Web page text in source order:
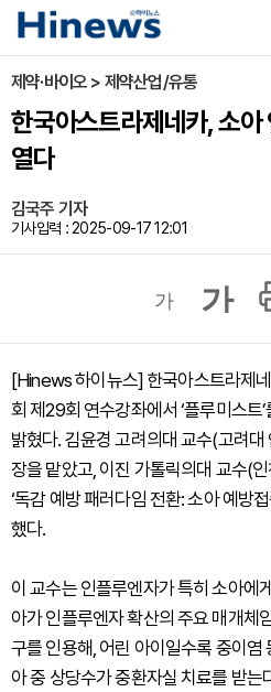
제약·바이오 > 제약산업/유통
한국아스트라제네카, 소
열다
김국주 기자
기사입력 : 2025-09-17 12:01
가 가
[Hinews 하이뉴스] 한국아스트라제
회 제29회 연수강좌에서 ‘플루미스트
밝혔다. 김윤경 고려의대 교수(고려
장을 맡았고, 이진 가톨릭의대 교수(
‘독감 예방 패러다임 전환: 소아 예방
했다.
이 교수는 인플루엔자가 특히 소아에
아가 인플루엔자 확산의 주요 매개체
구를 인용해, 어린 아이일수록 중이염
아 중 상당수가 중환자실 치료를 받는